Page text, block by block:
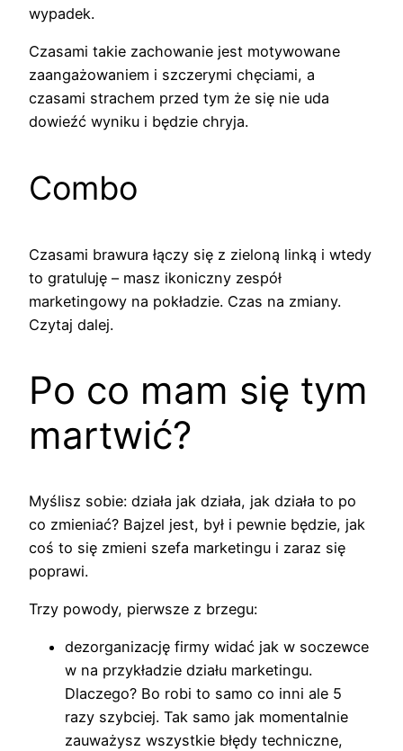
wypadek.
Czasami takie zachowanie jest motywowane
zaangażowaniem i szczerymi chęciami, a
czasami strachem przed tym że się nie uda
dowieźć wyniku i będzie chryja.
Combo
Czasami brawura łączy się z zieloną linką i wtedy
to gratuluję – masz ikoniczny zespół
marketingowy na pokładzie. Czas na zmiany.
Czytaj dalej.
Po co mam się tym
martwić?
Myślisz sobie: działa jak działa, jak działa to po
co zmieniać? Bajzel jest, był i pewnie będzie, jak
coś to się zmieni szefa marketingu i zaraz się
poprawi.
Trzy powody, pierwsze z brzegu:
dezorganizację firmy widać jak w soczewce
w na przykładzie działu marketingu.
Dlaczego? Bo robi to samo co inni ale 5
razy szybciej. Tak samo jak momentalnie
zauważysz wszystkie błędy techniczne,